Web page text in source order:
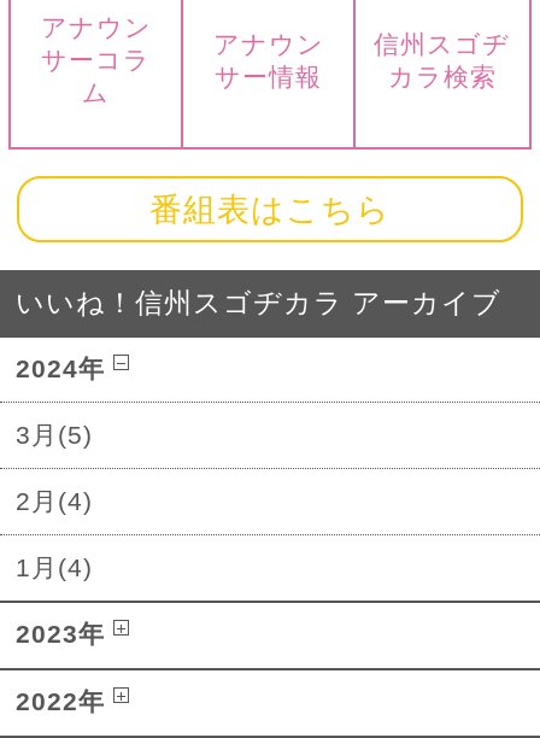
アナウン
サーコラ
ム
アナウン
サー情報
信州スゴヂ
カラ検索
番組表はこちら
いいね！信州スゴヂカラ アーカイブ
2024年
3月(5)
2月(4)
1月(4)
2023年
2022年